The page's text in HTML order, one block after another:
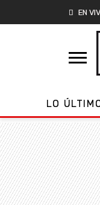
EN
LO